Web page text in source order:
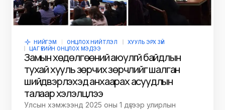
НИЙГЭМ ОНЦЛОХ НИЙТЛЭЛ
ХУУЛЬ ЭРХ ЗҮЙ
ЦАГ ҮЕИЙН ОНЦЛОХ МЭДЭЭ
Замын хөдөлгөөний аюулгүй байдлын
тухай хууль зөрчих зөрчлийг шалган
шийдвэрлэхэд анхаарах асуудлын
талаар хэлэлцлээ
Улсын хэмжээнд 2025 оны 1 дүгээр улирлын